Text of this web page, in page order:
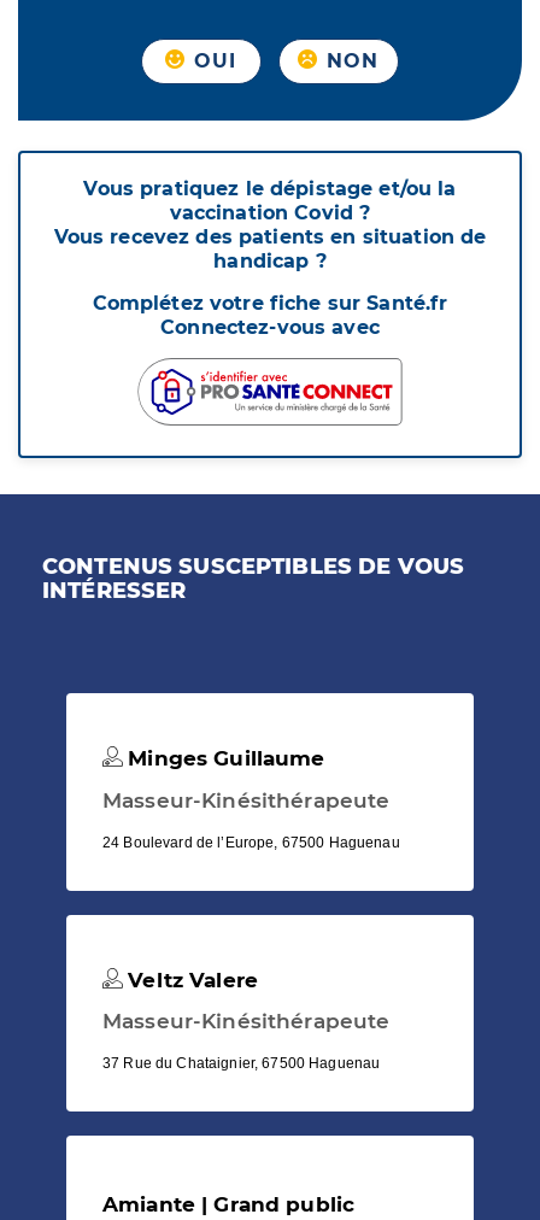
OUI NON
Vous pratiquez le dépistage et/ou la
vaccination Covid ?
Vous recevez des patients en situation de
handicap ?
Complétez votre fiche sur Santé.fr
Connectez-vous avec
CONTENUS SUSCEPTIBLES DE VOUS
INTÉRESSER
Minges Guillaume
Masseur-Kinésithérapeute
24 Boulevard de l’Europe, 67500 Haguenau
Veltz Valere
Masseur-Kinésithérapeute
37 Rue du Chataignier, 67500 Haguenau
Amiante | Grand public